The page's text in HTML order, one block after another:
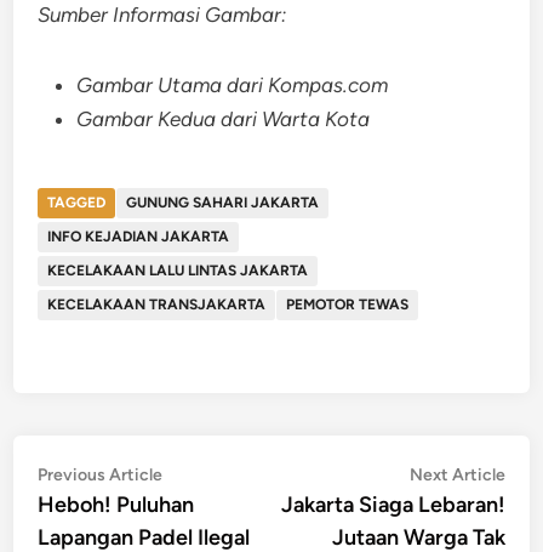
Sumber Informasi Gambar:
Gambar Utama dari Kompas.com
Gambar Kedua dari Warta Kota
TAGGED
GUNUNG SAHARI JAKARTA
INFO KEJADIAN JAKARTA
KECELAKAAN LALU LINTAS JAKARTA
KECELAKAAN TRANSJAKARTA
PEMOTOR TEWAS
Post
navigation
Previous ArticlePrevious
article:
Heboh! Puluhan
Lapangan Padel Ilegal
Next Article
Jakarta Siaga Lebaran!
Jutaan Warga Tak